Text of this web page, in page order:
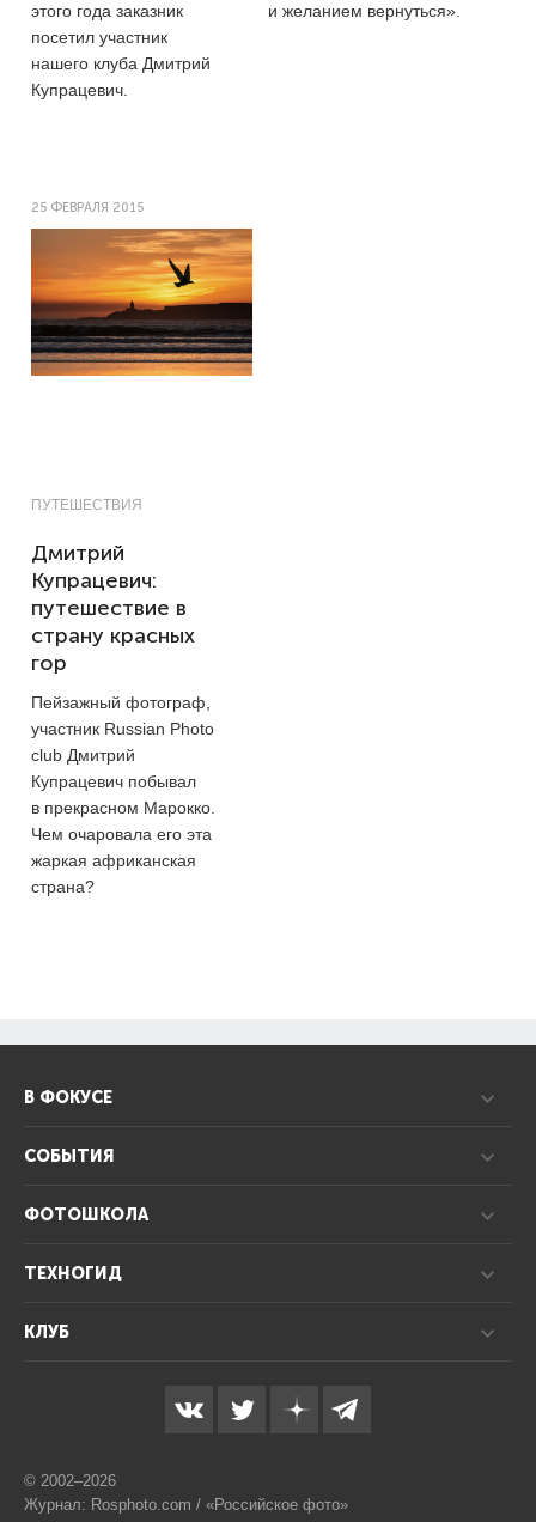
этого года заказник
посетил участник
нашего клуба Дмитрий
Купрацевич.
и желанием вернуться».
25 ФЕВРАЛЯ 2015
ПУТЕШЕСТВИЯ
Дмитрий
Купрацевич:
путешествие в
страну красных
гор
Пейзажный фотограф,
участник Russian Photo
club Дмитрий
Купрацевич побывал
в прекрасном Марокко.
Чем очаровала его эта
жаркая африканская
страна?
В ФОКУСЕ
СОБЫТИЯ
ФОТОШКОЛА
ТЕХНОГИД
КЛУБ
© 2002–2026
Журнал: Rosphoto.com / «Российское фото»